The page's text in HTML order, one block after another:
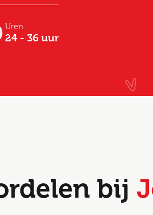
Uren
24 - 36 uur
bij